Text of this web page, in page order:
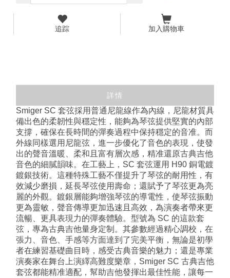
追踪 加入購物車
詳情
Smiger SC 套弦採用普通尼龍線作為內線，尼龍材質具
備出色的柔韌性與穩定性，能夠為琴弦提供堅實的內部
支撐，確保在長時間的彈奏過程中保持穩定的音准。而
外線同樣選用尼龍弦，進一步優化了音色的表現，使發
出的聲音溫暖、柔和且富有層次感，精准還原古典吉他
音色的細膩韻味。在工藝上，SC 套弦運用 H90 銅電鍍
鍍銀技術。這種特殊工藝不僅提升了琴弦的耐用性，有
效減少磨損，延長琴弦使用壽命；還賦予了琴弦更為亮
麗的外觀。鍍銀層能夠增強琴弦的導電性，使琴弦振動
更為靈敏，聲音傳導更加迅速且高效，為演奏者帶來更
流暢、更具表現力的彈奏體驗。型號為 SC 的這款套
弦，專為古典吉他量身定制。其參數經過精心調校，在
張力、音色、手感等方面達到了完美平衡，無論是初學
者在練習基礎曲目時，感受古典音樂的魅力；還是專業
演奏家在舞台上演繹高難度樂章，Smiger SC 古典吉他
套弦都能精准適配，幫助吉他發揮出最佳性能，讓每一